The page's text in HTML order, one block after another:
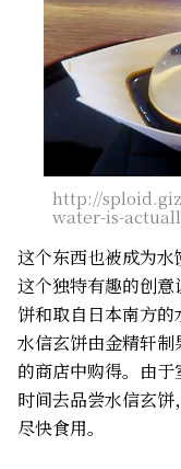
http://
water-is-
这个东西也被成为水
这个独特有趣的创
饼和取自日本南方的
水信玄饼由金精轩
的商店中购得。由
时间去品尝水信玄
尽快食用。